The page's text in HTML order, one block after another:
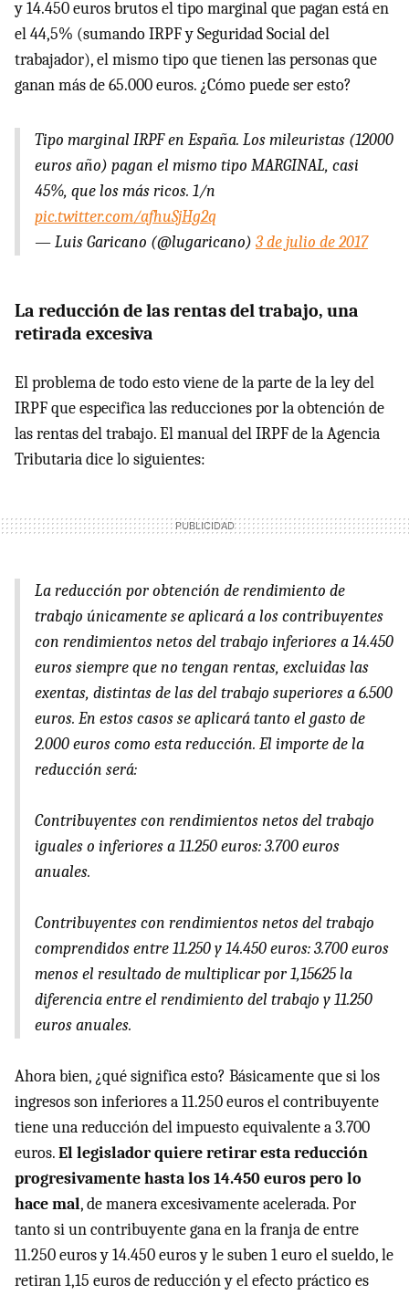
y 14.450 euros brutos el tipo marginal que pagan está en
el 44,5% (sumando IRPF y Seguridad Social del
trabajador), el mismo tipo que tienen las personas que
ganan más de 65.000 euros. ¿Cómo puede ser esto?
Tipo marginal IRPF en España. Los mileuristas (12000
euros año) pagan el mismo tipo MARGINAL, casi
45%, que los más ricos. 1/n
pic.twitter.com/afhuSjHg2q
— Luis Garicano (@lugaricano) 3 de julio de 2017
La reducción de las rentas del trabajo, una
retirada excesiva
El problema de todo esto viene de la parte de la ley del
IRPF que especifica las reducciones por la obtención de
las rentas del trabajo. El manual del IRPF de la Agencia
Tributaria dice lo siguientes:
La reducción por obtención de rendimiento de
trabajo únicamente se aplicará a los contribuyentes
con rendimientos netos del trabajo inferiores a 14.450
euros siempre que no tengan rentas, excluidas las
exentas, distintas de las del trabajo superiores a 6.500
euros. En estos casos se aplicará tanto el gasto de
2.000 euros como esta reducción. El importe de la
reducción será:
Contribuyentes con rendimientos netos del trabajo
iguales o inferiores a 11.250 euros: 3.700 euros
anuales.
Contribuyentes con rendimientos netos del trabajo
comprendidos entre 11.250 y 14.450 euros: 3.700 euros
menos el resultado de multiplicar por 1,15625 la
diferencia entre el rendimiento del trabajo y 11.250
euros anuales.
Ahora bien, ¿qué significa esto? Básicamente que si los
ingresos son inferiores a 11.250 euros el contribuyente
tiene una reducción del impuesto equivalente a 3.700
euros.El legislador quiere retirar esta reducción
progresivamente hasta los 14.450 euros pero lo
hace mal, de manera excesivamente acelerada. Por
tanto si un contribuyente gana en la franja de entre
11.250 euros y 14.450 euros y le suben 1 euro el sueldo, le
retiran 1,15 euros de reducción y el efecto práctico es